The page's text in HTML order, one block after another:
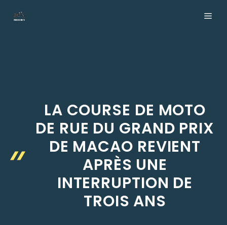
LA COURSE DE MOTO
DE RUE DU GRAND PRIX
DE MACAO REVIENT
APRÈS UNE
INTERRUPTION DE
TROIS ANS